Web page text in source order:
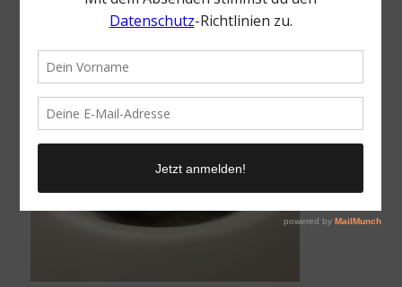
Haus Stemberg in Velbert | Ralf Bos
7. Oktober 2018 /